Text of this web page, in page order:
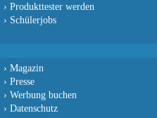
› Produkttester werden
› Schülerjobs
› Magazin
› Presse
› Werbung buchen
› Datenschutz